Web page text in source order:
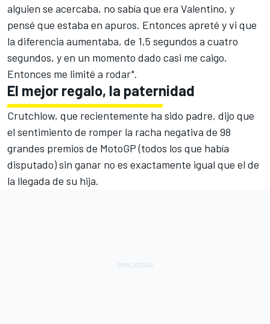
alguien se acercaba, no sabía que era Valentino, y
pensé que estaba en apuros. Entonces apreté y vi que
la diferencia aumentaba, de 1,5 segundos a cuatro
segundos, y en un momento dado casi me caigo.
Entonces me limité a rodar".
El mejor regalo, la paternidad
Crutchlow, que recientemente ha sido padre, dijo que
el sentimiento de romper la racha negativa de 98
grandes premios de MotoGP (todos los que había
disputado) sin ganar no es exactamente igual que el de
la llegada de su hija.